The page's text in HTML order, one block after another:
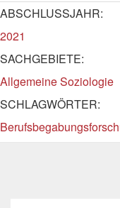
ABSCHLUSSJAHR:
2021
SACHGEBIETE:
Allgemeine Soziologie
SCHLAGWÖRTER: